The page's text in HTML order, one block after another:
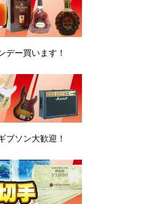
デー買います！
ブソン大歓迎！